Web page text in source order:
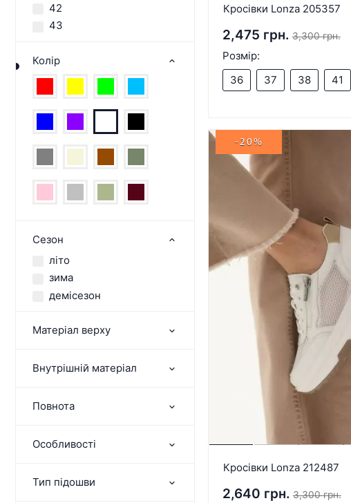
42
43
Колір
Сезон
літо
зима
демісезон
Матеріал верху
Внутрішній матеріал
Повнота
Особливості
Тип підошви
Кросівки Lonza 205357
2,475 грн. 3,300 грн.
Розмір:
36
37 38 41
-20%
Кросівки Lonza 212487
2,640 грн. 3,300 грн.